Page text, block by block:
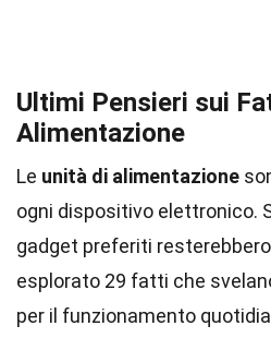
Ultimi Pensieri sui
Alimentazione
Le unità di alimentazione
ogni dispositivo elettronico.
gadget preferiti
esplorato 29 fatti che
per il funzionamento